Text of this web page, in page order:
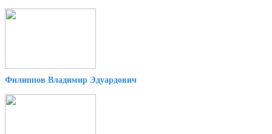
Филиппов Владимир Эдуардович